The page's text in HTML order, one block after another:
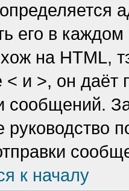
его в
на HTML,
< и >, он даёт
сообщений.
руководство
к началу